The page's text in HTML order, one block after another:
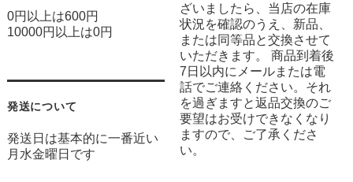
0円以上は600円
10000円以上は0円
発送について
発送日は基本的に一番近い
月水金曜日です
ざいましたら、当店の在庫
状況を確認のうえ、新品、
または同等品と交換させて
いただきます。 商品到着後
7日以内にメールまたは電
話でご連絡ください。それ
を過ぎますと返品交換のご
要望はお受けできなくなり
ますので、ご了承くださ
い。